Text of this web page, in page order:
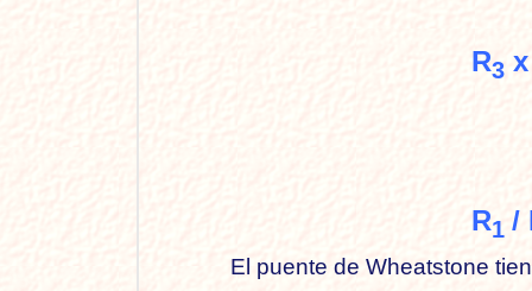
R3
R1 /
El puente de Wheatstone